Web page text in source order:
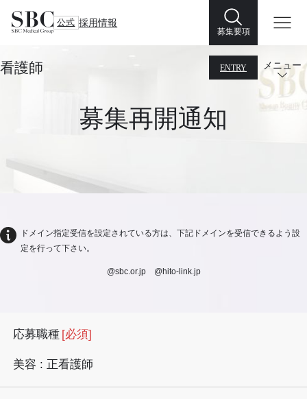
公式 採用情報
募集要項
看護師 ENTRY メニュー
募集再開通知
ドメイン指定受信を設定されている方は、下記ドメインを受信できるよう設
定を行って下さい。
@sbc.or.jp @hito-link.jp
応募職種 [必須]
美容 : 正看護師